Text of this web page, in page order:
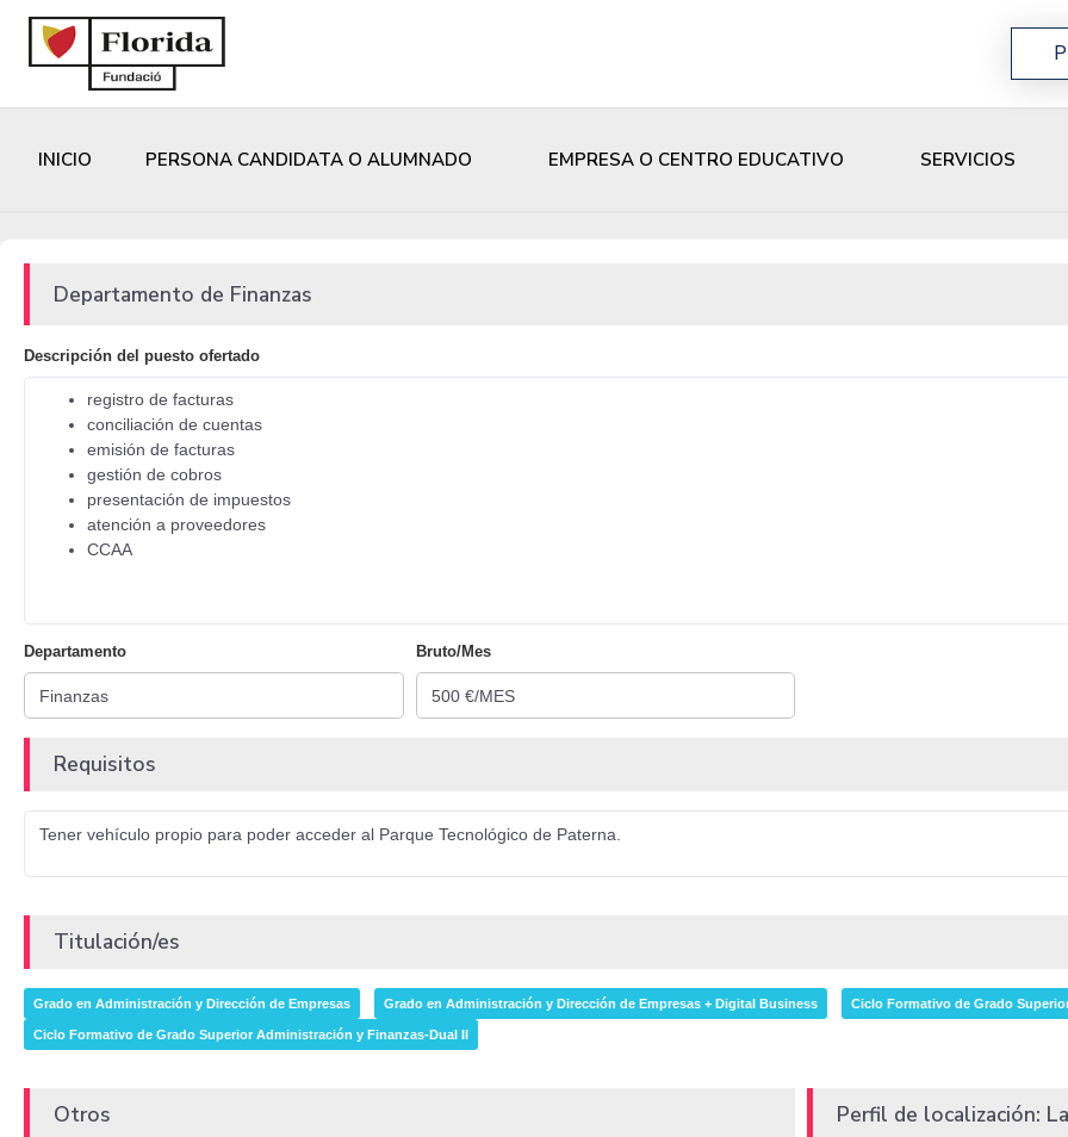
INICIO PERSONA CANDIDATA O ALUMNADO EMPRESA O CENTRO EDUCATIVO SERVICIOS
Departamento de Finanzas
Descripción del puesto ofertado
registro de facturas
conciliación de cuentas
emisión de facturas
gestión de cobros
presentación de impuestos
atención a proveedores
CCAA
Departamento Bruto/Mes
Requisitos
Tener vehículo propio para poder acceder al Parque Tecnológico de Paterna.
Titulación/es
Grado en Administración y Dirección de Empresas Grado en Administración y Dirección de Empresas + Digital Business Ciclo Formativo de Grado
Ciclo Formativo de Grado Superior Administración y Finanzas-Dual II
Otros Perfil de localización: